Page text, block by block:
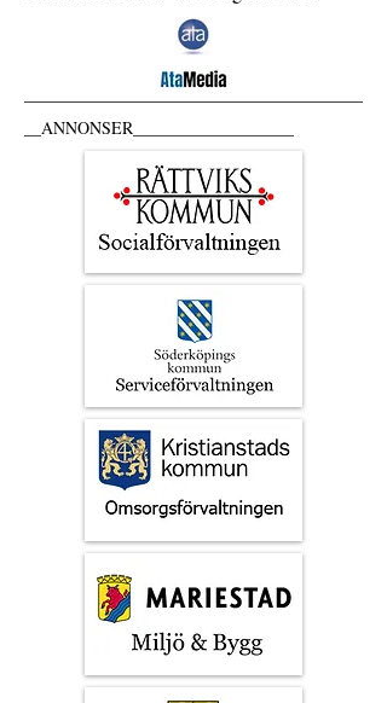
__ANNONSER___________________